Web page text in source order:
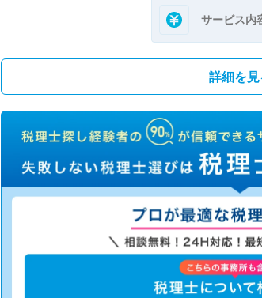
サービス内
詳細を見